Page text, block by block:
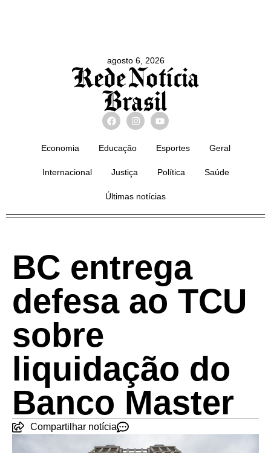
agosto 6, 2026
Economia Educação Esportes Geral
Internacional Justiça Política Saúde
Últimas notícias
BC entrega
defesa ao TCU
sobre
liquidação do
Banco Master
Compartilhar notícia